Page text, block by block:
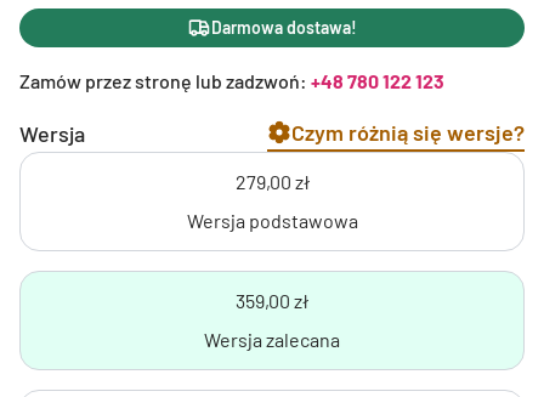
Darmowa dostawa!
Zamów przez stronę lub zadzwoń: +48 780 122 123
Wersja Czym różnią się wersje?
279,00 zł
Wersja podstawowa
359,00 zł
Wersja zalecana